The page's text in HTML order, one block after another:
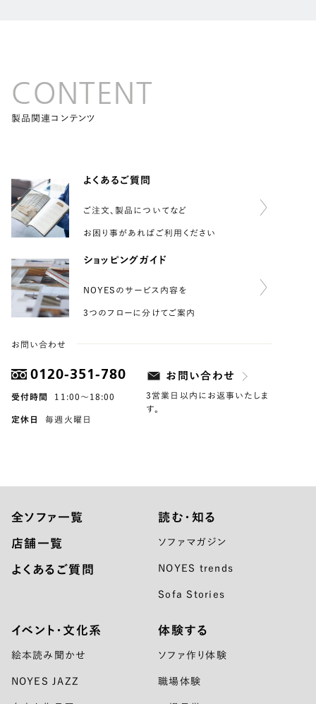
CONTENT
製品関連コンテンツ
よくあるご質問
ご注文、製品についてなど
お困り事があればご利用ください
ショッピングガイド
NOYESのサービス内容を
3つのフローに分けてご案内
お問い合わせ
0120-351-780
受付時間 11:00〜18:00
定休日 毎週火曜日
お問い合わせ
3営業日以内にお返事いたしま
す。
全ソファ一覧
店舗一覧
よくあるご質問
読む・知る
ソファマガジン
NOYES trends
Sofa Stories
イベント・文化系
絵本読み聞かせ
NOYES JAZZ
体験する
ソファ作り体験
職場体験